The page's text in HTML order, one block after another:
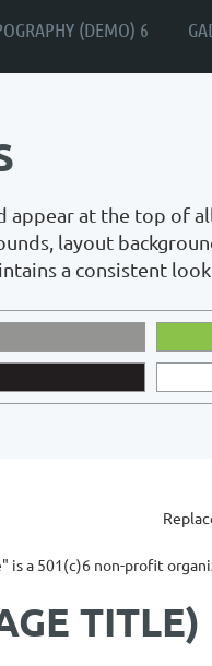
(DEMO) 6
at the top of
layout
a consistent look
a 501(c)6 non-profit
TITLE)